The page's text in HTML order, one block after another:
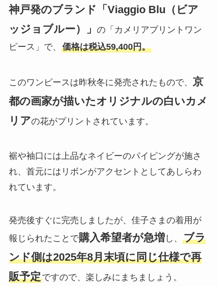
神戸発のブランド「Viaggio Blu（ビア
ッジョブルー）」 の「カメリアプリントワン
ピース」で、 価格は税込59,400円。
このワンピースは昨秋冬に発売されたもので、 京
都の画家が描いたオリジナルの白いカメ
リアの花がプリントされています。
裾や袖口には上品なネイビーのパイピングが施さ
れ、首元にはリボンがアクセントとしてあしらわ
れています。
発売後すぐに完売しましたが、佳子さまの着用が
報じられたことで購入希望者が急増し、 ブラ
ンド側は2025年8月末頃に同じ仕様で再
販予定ですので、楽しみにまちましょう。